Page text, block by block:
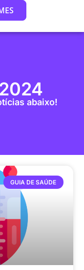
abaixo!
GUIA DE SAÚDE